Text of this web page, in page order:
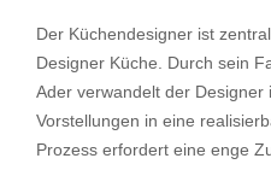
Der Küchendesigner ist
Designer Küche. Durch sein
Ader verwandelt der Designer
Vorstellungen in eine
Prozess erfordert eine enge